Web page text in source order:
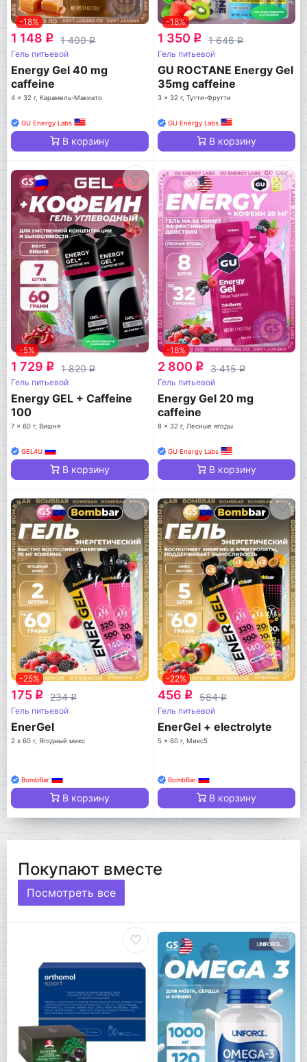
-18%
1 148 q 1 400q
Гель питьевой
Energy Gel 40 mg
caffeine
4 x 32 г, Карамель-Макиато
GU Energy Labs
В корзину
-18%
1 350 q 1 646q
Гель питьевой
GU ROCTANE Energy Gel
35mg caffeine
3 x 32 г, Тутти-Фрутти
GU Energy Labs
В корзину
-5%
1 729 q 1 820q
Гель питьевой
Energy GEL + Caffeine
100
7 x 60 г, Вишня
GEL4U
В корзину
-18%
2 800 q 3 415q
Гель питьевой
Energy Gel 20 mg
caffeine
8 x 32 г, Лесные ягоды
GU Energy Labs
В корзину
-25%
175 q 234q
Гель питьевой
EnerGel
2 х 60 г, Ягодный микс
BombBar
В корзину
-22%
456 q 584q
Гель питьевой
EnerGel + electrolyte
5 x 60 г, Микс5
BombBar
В корзину
Покупают вместе
Посмотреть все